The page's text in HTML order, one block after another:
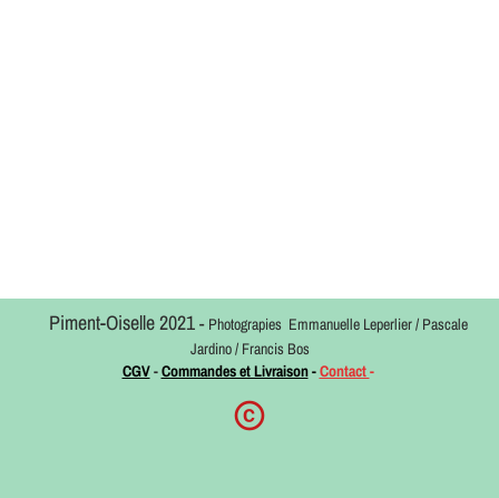
Piment-Oiselle 2021- Photograpies Emmanuelle Leperlier / Pascale
Jardino / Francis Bos
CGV-Commandes et Livraison-Contact-
copyright